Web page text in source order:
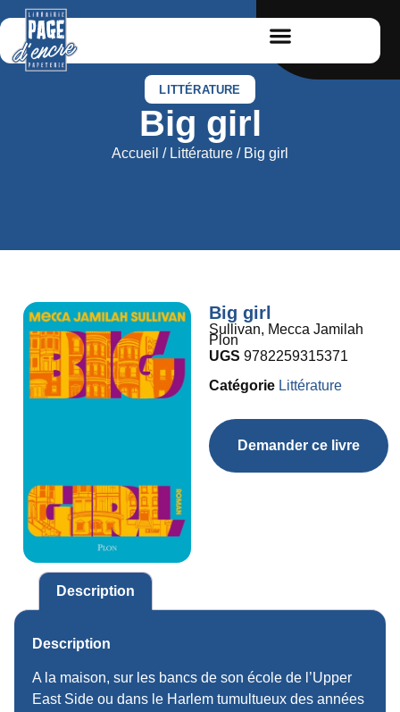
LITTÉRATURE
Big girl
Accueil / Littérature / Big girl
Big girl
Sullivan, Mecca Jamilah
Plon
UGS 9782259315371
Catégorie Littérature
Demander ce livre
Description
Description
A la maison, sur les bancs de son école de l’Upper
East Side ou dans le Harlem tumultueux des années